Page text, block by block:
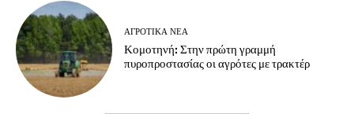
ΑΓΡΟΤΙΚΆ ΝΈΑ
Κομοτηνή: Στην πρώτη γραμμή
πυροπροστασίας οι αγρότες με τρακτέρ